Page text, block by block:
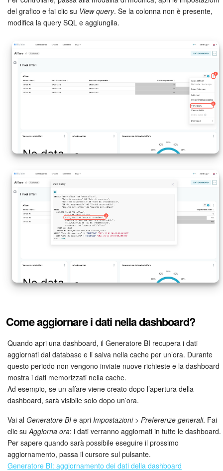
del grafico e fai clic su View query. Se la colonna non è presente,
modifica la query SQL e aggiungila.
Come aggiornare i dati nella dashboard?
Quando apri una dashboard, il Generatore BI recupera i dati
aggiornati dal database e li salva nella cache per un’ora. Durante
questo periodo non vengono inviate nuove richieste e la dashboard
mostra i dati memorizzati nella cache.
Ad esempio, se un affare viene creato dopo l’apertura della
dashboard, sarà visibile solo dopo un’ora.
Vai al Generatore BI e apri Impostazioni > Preferenze generali. Fai
clic su Aggiorna ora: i dati verranno aggiornati in tutte le dashboard.
Per sapere quando sarà possibile eseguire il prossimo
aggiornamento, passa il cursore sul pulsante.
Generatore BI: aggiornamento dei dati della dashboard